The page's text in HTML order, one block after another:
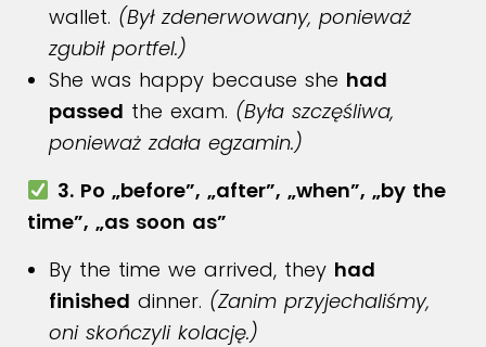
wallet. (Był zdenerwowany, ponieważ
zgubił portfel.)
She was happy because she had
passed the exam. (Była szczęśliwa,
ponieważ zdała egzamin.)
3. Po „before”, „after”, „when”, „by the
time”, „as soon as”
By the time we arrived, they had
finished dinner. (Zanim przyjechaliśmy,
oni skończyli kolację.)